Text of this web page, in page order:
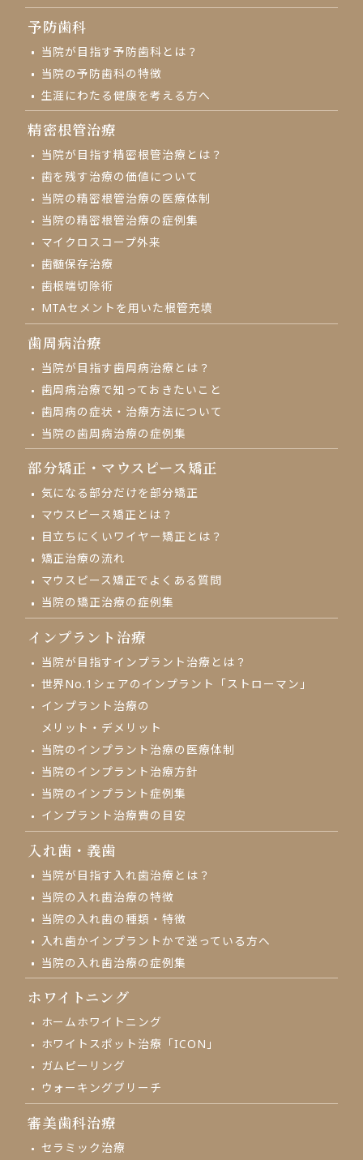
予防歯科
当院が目指す予防歯科とは？
当院の予防歯科の特徴
生涯にわたる健康を考える方へ
精密根管治療
当院が目指す精密根管治療とは？
歯を残す治療の価値について
当院の精密根管治療の医療体制
当院の精密根管治療の症例集
マイクロスコープ外来
⻭髄保存治療
歯根端切除術
MTAセメントを用いた根管充填
歯周病治療
当院が目指す歯周病治療とは？
歯周病治療で知っておきたいこと
歯周病の症状・治療方法について
当院の歯周病治療の症例集
部分矯正・ マウスピース矯正
気になる部分だけを部分矯正
マウスピース矯正とは？
目立ちにくいワイヤー矯正とは？
矯正治療の流れ
マウスピース矯正でよくある質問
当院の矯正治療の症例集
インプラント治療
当院が目指すインプラント治療とは？
世界No.1シェアの インプラント「ストローマン」
インプラント治療の
メリット・デメリット
当院のインプラント治療の 医療体制
当院のインプラント治療方針
当院のインプラント症例集
インプラント治療費の目安
入れ歯・義歯
当院が目指す入れ歯治療とは？
当院の入れ歯治療の特徴
当院の入れ歯の種類・特徴
入れ歯かインプラントかで迷っている方へ
当院の入れ歯治療の症例集
ホワイトニング
ホームホワイトニング
ホワイトスポット治療「ICON」
ガムピーリング
ウォーキングブリーチ
審美歯科治療
セラミック治療